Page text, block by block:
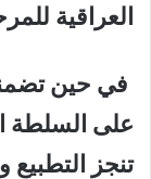
العراقية
في حين
على السلطة
تنجز التطبيع